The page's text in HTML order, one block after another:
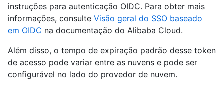
instruções para autenticação OIDC. Para obter mais
informações, consulte Visão geral do SSO baseado
em OIDC na documentação do Alibaba Cloud.
Além disso, o tempo de expiração padrão desse token
de acesso pode variar entre as nuvens e pode ser
configurável no lado do provedor de nuvem.